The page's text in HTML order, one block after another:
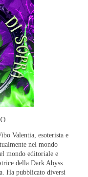
Valentia, esoterista e
nel mondo
mondo editoriale e
della Dark Abyss
Ha pubblicato diversi